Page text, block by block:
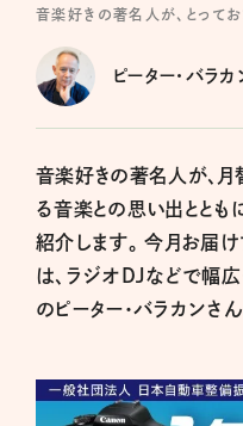
音楽好きの著名人が、とって
ピーター・バラカ
音楽好きの著名人が、月
る音楽との思い出ととも
紹介します。 今月お届
は、ラジオDJなどで幅
のピーター・バラカンさん